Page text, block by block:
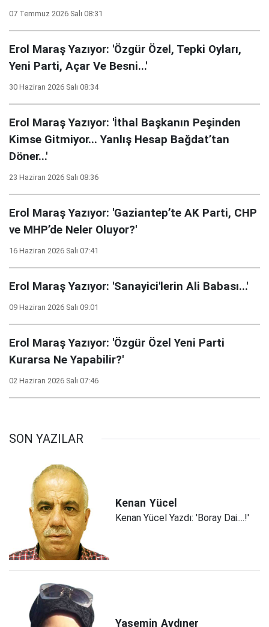
07 Temmuz 2026 Salı 08:31
Erol Maraş Yazıyor: 'Özgür Özel, Tepki Oyları,
Yeni Parti, Açar Ve Besni...'
30 Haziran 2026 Salı 08:34
Erol Maraş Yazıyor: 'İthal Başkanın Peşinden
Kimse Gitmiyor... Yanlış Hesap Bağdat’tan
Döner...'
23 Haziran 2026 Salı 08:36
Erol Maraş Yazıyor: 'Gaziantep’te AK Parti, CHP
ve MHP’de Neler Oluyor?'
16 Haziran 2026 Salı 07:41
Erol Maraş Yazıyor: 'Sanayici'lerin Ali Babası...'
09 Haziran 2026 Salı 09:01
Erol Maraş Yazıyor: 'Özgür Özel Yeni Parti
Kurarsa Ne Yapabilir?'
02 Haziran 2026 Salı 07:46
SON YAZILAR
Kenan Yücel
Kenan Yücel Yazdı: 'Boray Dai....!'
Yasemin Aydıner